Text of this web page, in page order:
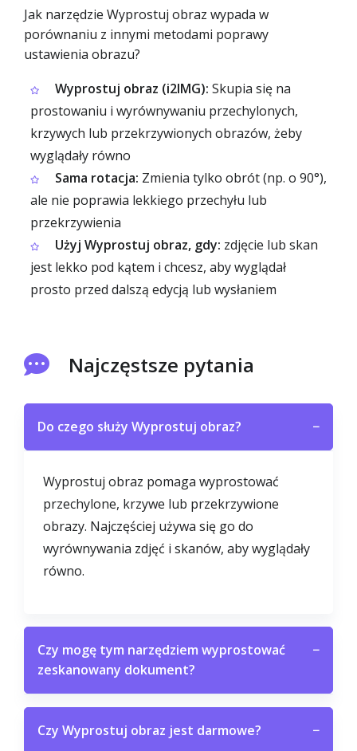
Jak narzędzie Wyprostuj obraz wypada w
porównaniu z innymi metodami poprawy
ustawienia obrazu?
Wyprostuj obraz (i2IMG): Skupia się na
prostowaniu i wyrównywaniu przechylonych,
krzywych lub przekrzywionych obrazów, żeby
wyglądały równo
Sama rotacja: Zmienia tylko obrót (np. o 90°),
ale nie poprawia lekkiego przechyłu lub
przekrzywienia
Użyj Wyprostuj obraz, gdy: zdjęcie lub skan
jest lekko pod kątem i chcesz, aby wyglądał
prosto przed dalszą edycją lub wysłaniem
Najczęstsze pytania
Do czego służy Wyprostuj obraz? −
Wyprostuj obraz pomaga wyprostować
przechylone, krzywe lub przekrzywione
obrazy. Najczęściej używa się go do
wyrównywania zdjęć i skanów, aby wyglądały
równo.
Czy mogę tym narzędziem wyprostować
zeskanowany dokument?
−
Czy Wyprostuj obraz jest darmowe? −